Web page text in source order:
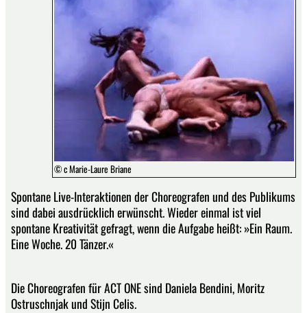
© c Marie-Laure Briane
Spontane Live-Interaktionen der Choreografen und des Publikums
sind dabei ausdrücklich erwünscht. Wieder einmal ist viel
spontane Kreativität gefragt, wenn die Aufgabe heißt: »Ein Raum.
Eine Woche. 20 Tänzer.«
Die Choreografen für ACT ONE sind Daniela Bendini, Moritz
Ostruschnjak und Stijn Celis.